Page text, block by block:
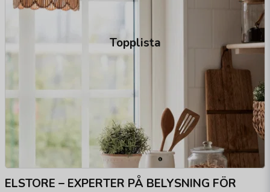
Topplista
ELSTORE – EXPERTER PÅ BELYSNING FÖR